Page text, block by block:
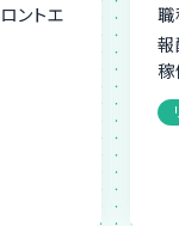
ントエ
職
報